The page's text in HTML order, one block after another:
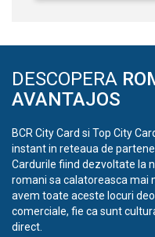
DESCOPERA
AVANTAJOS
BCR City Card si Top City
instant in reteaua de
Cardurile fiind dezvoltate la
romani sa calatoreasca mai
avem toate aceste locuri
comerciale, fie ca sunt
direct.